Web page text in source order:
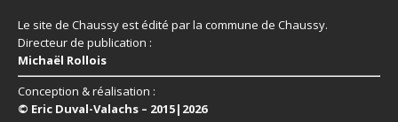
Le site de Chaussy est édité par la commune de Chaussy.
Directeur de publication :
Michaël Rollois
Conception & réalisation :
© Eric Duval-Valachs – 2015|2026